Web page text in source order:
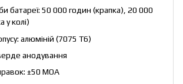
батареї: 50 000 годин (крапка), 20 000
у колі)
алюміній (7075 T6)
анодування
±50 МОА